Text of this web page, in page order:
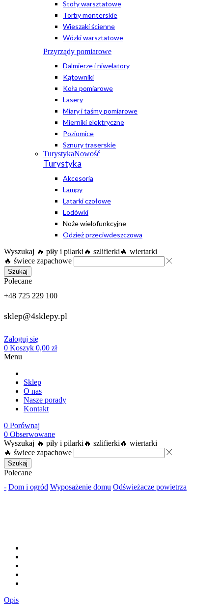
Stoły warsztatowe
Torby monterskie
Wieszaki ścienne
Wózki warsztatowe
Przyrządy pomiarowe
Dalmierze i niwelatory
Kątowniki
Koła pomiarowe
Lasery
Miary i taśmy pomiarowe
Mierniki elektryczne
Poziomice
Sznury traserskie
TurystykaNowość
Turystyka
Akcesoria
Lampy
Latarki czołowe
Lodówki
Noże wielofunkcyjne
Odzież przeciwdeszczowa
Wyszukaj 🔥 piły i pilarki 🔥 szlifierki 🔥 wiertarki
🔥 świece zapachowe
Szukaj
Polecane
+48 725 229 100
sklep@4sklepy.pl
Zaloguj się
0 Koszyk 0,00 zł
Menu
Sklep
O nas
Nasze porady
Kontakt
0 Porównaj
0 Obserwowane
Wyszukaj 🔥 piły i pilarki 🔥 szlifierki 🔥 wiertarki
🔥 świece zapachowe
Szukaj
Polecane
- Dom i ogród Wyposażenie domu Odświeżacze powietrza
Opis